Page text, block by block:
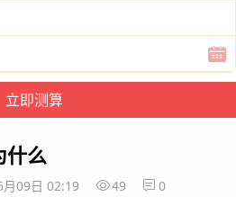
什么
09日 02:19 49 0